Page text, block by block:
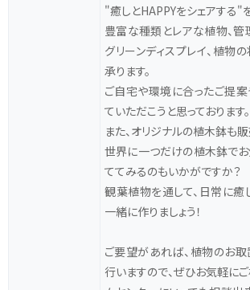
"癒しとHAPPYをシェアする"
豊富な種類とレアな植物、管
グリーンディスプレイ、植物
承ります。
ご自宅や環境に合ったご提
ていただこうと思っております。
また、オリジナルの植木鉢も販
世界に一つだけの植木鉢で
ててみるのもいかがですか？
観葉植物を通して、日常に
一緒に作りましょう！
ご要望があれば、植物のお
行いますので、ぜひお気軽にご